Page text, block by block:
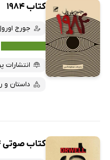
کتاب 1984
جورج
انتشارات پر
داستان و
کتاب صوتی 1984